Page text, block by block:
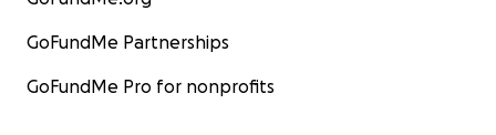
GoFundMe Partnerships
GoFundMe Pro for nonprofits